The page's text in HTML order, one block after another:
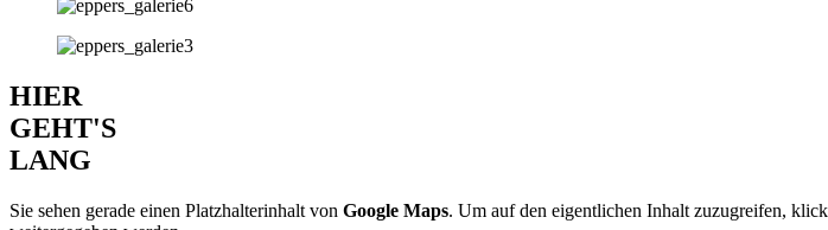
HIER
GEHT'S
LANG
Sie sehen gerade einen Platzhalterinhalt von Google Maps. Um auf den eigentlichen Inhalt zuzugreifen,